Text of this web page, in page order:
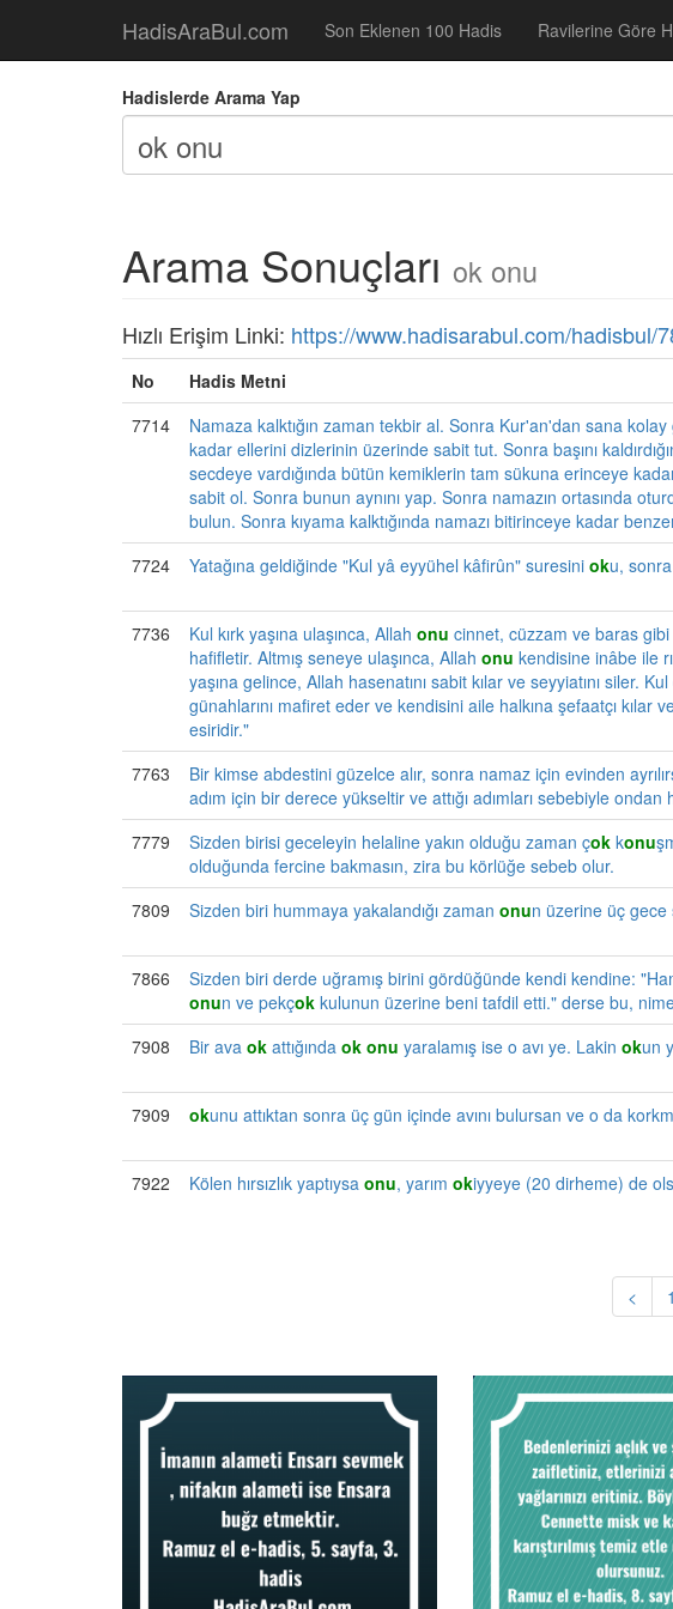
HadisAraBul.com Son Eklenen 100 Hadis Ravilerine Göre
Hadislerde Arama Yap
Arama Sonuçları ok onu
Hızlı Erişim Linki: https://www.hadisarabul.com/hadisbul/
No Hadis Metni
7714
Namaza kalktığın zaman tekbir al. Sonra Kur'an'dan sana kolay
kadar ellerini dizlerinin üzerinde sabit tut. Sonra başını
secdeye vardığında bütün kemiklerin tam sükuna erinceye
sabit ol. Sonra bunun aynını yap. Sonra namazın ortasında
bulun. Sonra kıyama kalktığında namazı bitirinceye kadar
7724 Yatağına geldiğinde "Kul yâ eyyühel kâfirûn" suresini oku, sonra
7736
Kul kırk yaşına ulaşınca, Allah onu cinnet, cüzzam ve baras gibi
hafifletir. Altmış seneye ulaşınca, Allah onu kendisine inâbe ile
yaşına gelince, Allah hasenatını sabit kılar ve seyyiatını siler. Kul
günahlarını mafiret eder ve kendisini aile halkına şefaatçı
esiridir."
7763 Bir kimse abdestini güzelce alır, sonra namaz için evinden
adım için bir derece yükseltir ve attığı adımları sebebiyle ondan
7779
Sizden birisi geceleyin helaline yakın olduğu zaman çok konu
olduğunda fercine bakmasın, zira bu körlüğe sebeb olur.
7809
Sizden biri hummaya yakalandığı zaman onun üzerine üç
7866
Sizden biri derde uğramış birini gördüğünde kendi kendine:
onun ve pekçok kulunun üzerine beni tafdil etti." derse bu,
7908
Bir ava ok attığında ok onu yaralamış ise o avı ye. Lakin okun
7909
okunu attıktan sonra üç gün içinde avını bulursan ve o da
7922
Kölen hırsızlık yaptıysa onu, yarım okiyyeye (20 dirheme) de
< 1